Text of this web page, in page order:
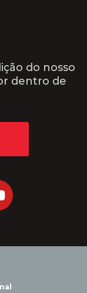
do nosso
dentro de